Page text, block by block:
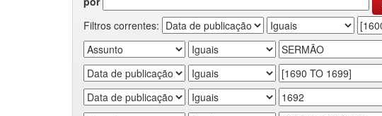
Filtros correntes: